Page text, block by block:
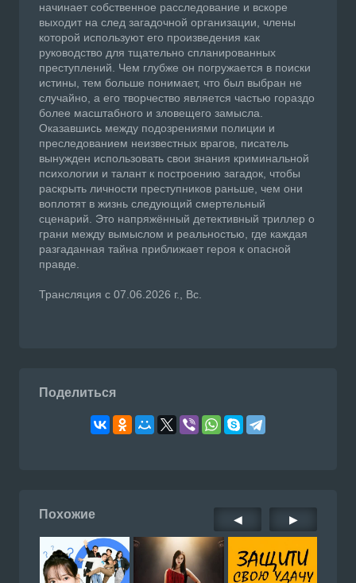
начинает собственное расследование и вскоре
выходит на след загадочной организации, члены
которой используют его произведения как
руководство для тщательно спланированных
преступлений. Чем глубже он погружается в поиски
истины, тем больше понимает, что был выбран не
случайно, а его творчество является частью гораздо
более масштабного и зловещего замысла.
Оказавшись между подозрениями полиции и
преследованием неизвестных врагов, писатель
вынужден использовать свои знания криминальной
психологии и талант к построению загадок, чтобы
раскрыть личности преступников раньше, чем они
воплотят в жизнь следующий смертельный
сценарий. Это напряжённый детективный триллер о
грани между вымыслом и реальностью, где каждая
разгаданная тайна приближает героя к опасной
правде.
Трансляция с 07.06.2026 г., Вс.
Поделиться
Похожие ◀ ▶